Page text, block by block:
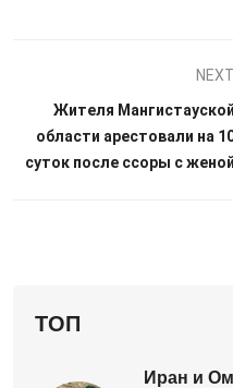
NEXT
Жителя Мангистауской
области арестовали на
суток после ссоры с женой
ТОП
Иран и